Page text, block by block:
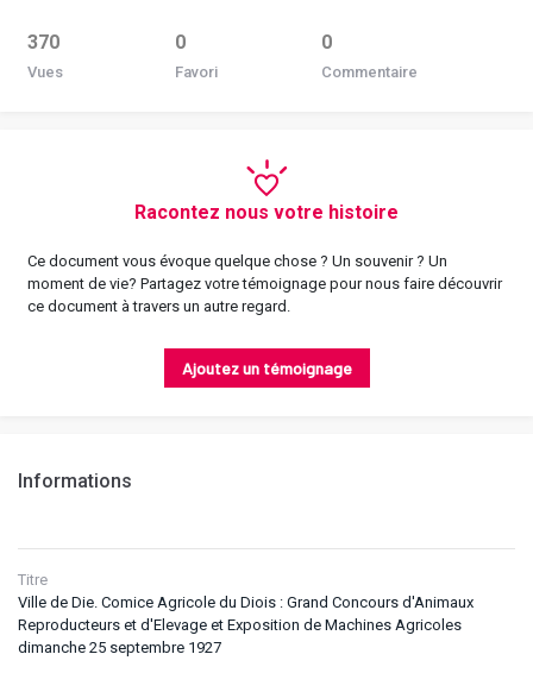
Informations
Titre
Ville de Die. Comice Agricole du Diois : Grand Concours d'Animaux
Reproducteurs et d'Elevage et Exposition de Machines Agricoles
dimanche 25 septembre 1927
370
Vues
0
Favori
0
Commentaire
Racontez nous votre histoire
Ce document vous évoque quelque chose ? Un souvenir ? Un
moment de vie? Partagez votre témoignage pour nous faire découvrir
ce document à travers un autre regard.
Ajoutez un témoignage